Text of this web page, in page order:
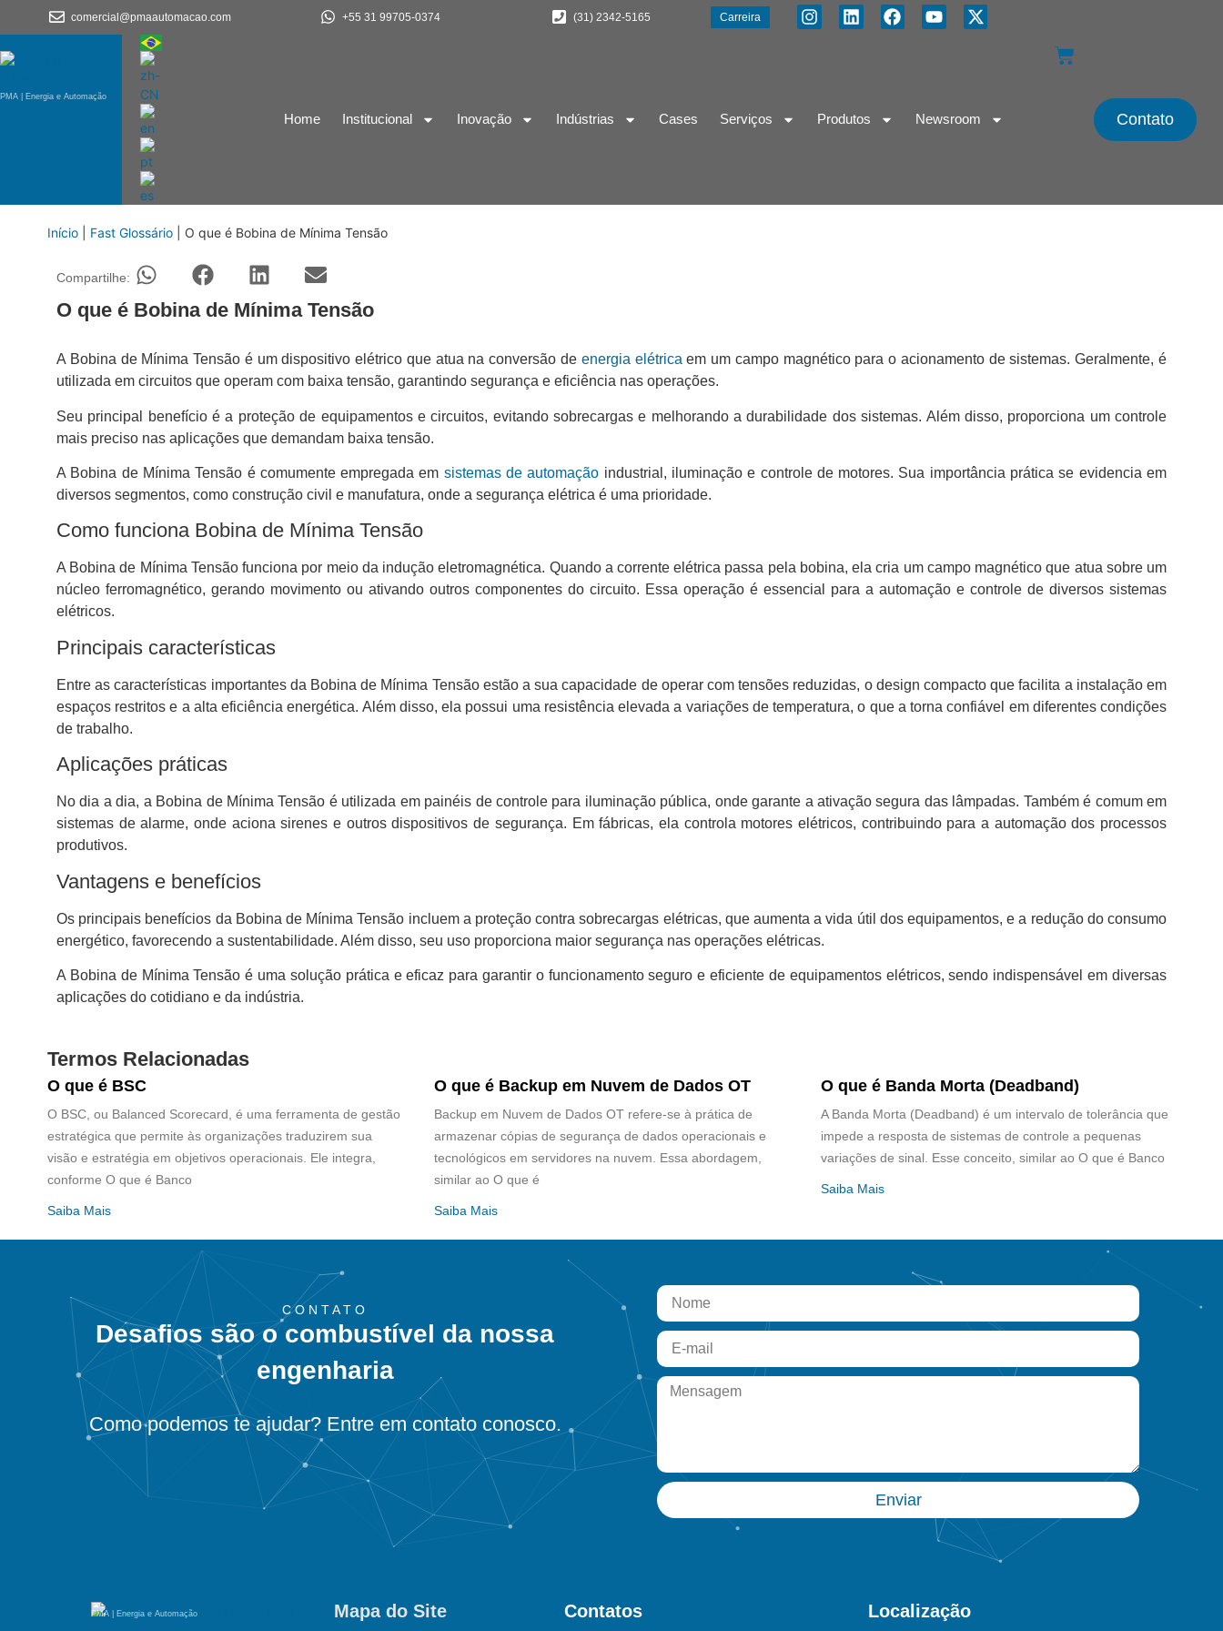
comercial@pmaautomacao.com +55 31 99705-0374 (31) 2342-5165 Carreira
PMA | Energia e Automação
Home Institucional Inovação Indústrias Cases Serviços Produtos Newsroom Contato
Início Fast Glossário O que é Bobina de Mínima Tensão
Compartilhe:
O que é Bobina de Mínima Tensão
A Bobina de Mínima Tensão é um dispositivo elétrico que atua na conversão de energia elétrica em um campo magnético para o acionamento de sistemas. Geralmente, é
utilizada em circuitos que operam com baixa tensão, garantindo segurança e eficiência nas operações.
Seu principal benefício é a proteção de equipamentos e circuitos, evitando sobrecargas e melhorando a durabilidade dos sistemas. Além disso, proporciona um controle
mais preciso nas aplicações que demandam baixa tensão.
A Bobina de Mínima Tensão é comumente empregada em sistemas de automação industrial, iluminação e controle de motores. Sua importância prática se evidencia em
diversos segmentos, como construção civil e manufatura, onde a segurança elétrica é uma prioridade.
Como funciona Bobina de Mínima Tensão
A Bobina de Mínima Tensão funciona por meio da indução eletromagnética. Quando a corrente elétrica passa pela bobina, ela cria um campo magnético que atua sobre um
núcleo ferromagnético, gerando movimento ou ativando outros componentes do circuito. Essa operação é essencial para a automação e controle de diversos sistemas
elétricos.
Principais características
Entre as características importantes da Bobina de Mínima Tensão estão a sua capacidade de operar com tensões reduzidas, o design compacto que facilita a instalação em
espaços restritos e a alta eficiência energética. Além disso, ela possui uma resistência elevada a variações de temperatura, o que a torna confiável em diferentes condições
de trabalho.
Aplicações práticas
No dia a dia, a Bobina de Mínima Tensão é utilizada em painéis de controle para iluminação pública, onde garante a ativação segura das lâmpadas. Também é comum em
sistemas de alarme, onde aciona sirenes e outros dispositivos de segurança. Em fábricas, ela controla motores elétricos, contribuindo para a automação dos processos
produtivos.
Vantagens e benefícios
Os principais benefícios da Bobina de Mínima Tensão incluem a proteção contra sobrecargas elétricas, que aumenta a vida útil dos equipamentos, e a redução do consumo
energético, favorecendo a sustentabilidade. Além disso, seu uso proporciona maior segurança nas operações elétricas.
A Bobina de Mínima Tensão é uma solução prática e eficaz para garantir o funcionamento seguro e eficiente de equipamentos elétricos, sendo indispensável em diversas
aplicações do cotidiano e da indústria.
Termos Relacionadas
O que é BSC
O BSC, ou Balanced Scorecard, é uma ferramenta de gestão
estratégica que permite às organizações traduzirem sua
visão e estratégia em objetivos operacionais. Ele integra,
conforme O que é Banco
Saiba Mais
O que é Backup em Nuvem de Dados OT
Backup em Nuvem de Dados OT refere-se à prática de
armazenar cópias de segurança de dados operacionais e
tecnológicos em servidores na nuvem. Essa abordagem,
similar ao O que é
Saiba Mais
O que é Banda Morta (Deadband)
A Banda Morta (Deadband) é um intervalo de tolerância que
impede a resposta de sistemas de controle a pequenas
variações de sinal. Esse conceito, similar ao O que é Banco
Saiba Mais
CONTATO
Desafios são o combustível da nossa
engenharia
Como podemos te ajudar? Entre em contato conosco.
Enviar
PMA | Energia e Automação Mapa do Site Contatos Localização